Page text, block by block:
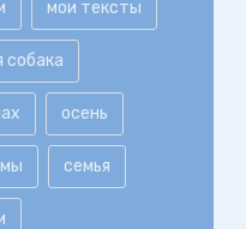
мои тексты
собака
осень
семья